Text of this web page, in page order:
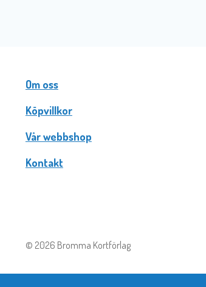
Om oss
Köpvillkor
Vår webbshop
Kontakt
© 2026 Bromma Kortförlag